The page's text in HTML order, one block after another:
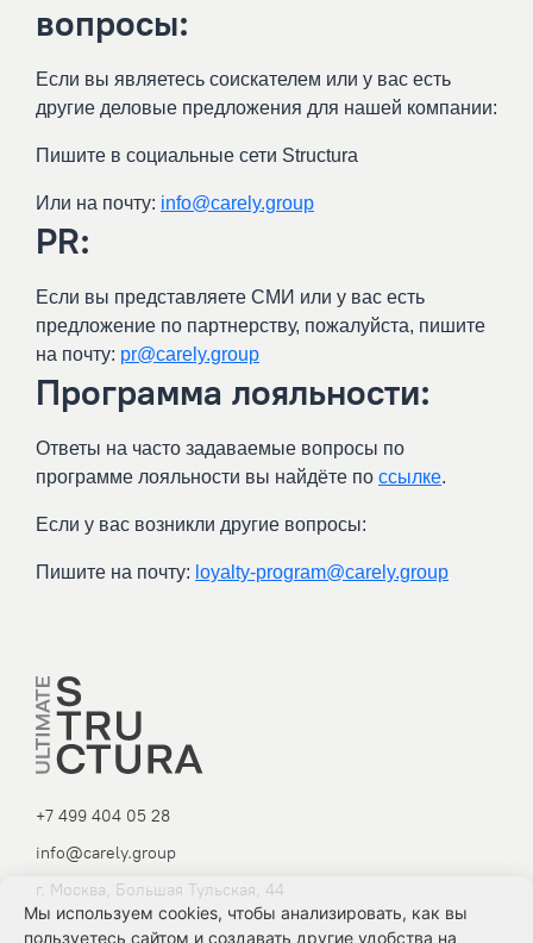
вопросы:
Если вы являетесь соискателем или у вас есть
другие деловые предложения для нашей компании:
Пишите в социальные сети Structura
Или на почту: info@carely.group
PR:
Если вы представляете СМИ или у вас есть
предложение по партнерству, пожалуйста, пишите
на почту: pr@carely.group
Программа лояльности:
Ответы на часто задаваемые вопросы по
программе лояльности вы найдёте по ссылке.
Если у вас возникли другие вопросы:
Пишите на почту: loyalty-program@carely.group
+7 499 404 05 28
info@carely.group
г. Москва, Большая Тульская, 44
Мы используем cookies, чтобы анализировать, как вы
пользуетесь сайтом и создавать другие удобства на